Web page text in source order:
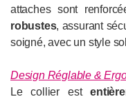
attaches sont
robustes, assurant
soigné, avec un style
Design Réglable &
Le collier est